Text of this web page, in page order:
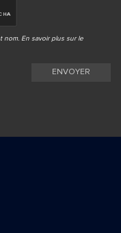
nom. En savoir plus sur le
ENVOYER